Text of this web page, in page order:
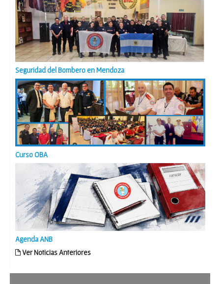
Seguridad del Bombero en Mendoza
Curso OBA
Agenda ANB
Ver Noticias Anteriores